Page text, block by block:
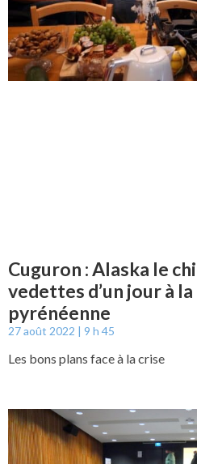
Cuguron : Alaska le
vedettes d’un jour à
pyrénéenne
27 août 2022 9 h 45
Les bons plans face à la crise